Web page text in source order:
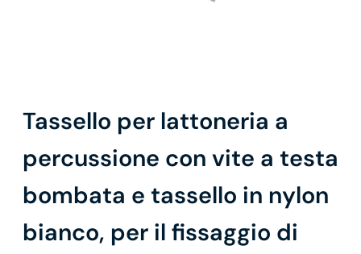
Tassello per lattoneria a
percussione con vite a testa
bombata e tassello in nylon
bianco, per il fissaggio di